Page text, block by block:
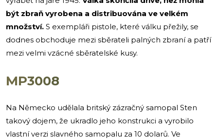
být zbraň vyrobena a distribuována ve velkém
množství. S exempláři pistole, které válku přežily, se
dodnes obchoduje mezi sběrateli palných zbraní a patří
mezi velmi vzácné sběratelské kusy.
MP3008
Na Německo udělala britský zázračný samopal Sten
takový dojem, že ukradlo jeho konstrukci a vyrobilo
vlastní verzi slavného samopalu za 10 dolarů. Ve